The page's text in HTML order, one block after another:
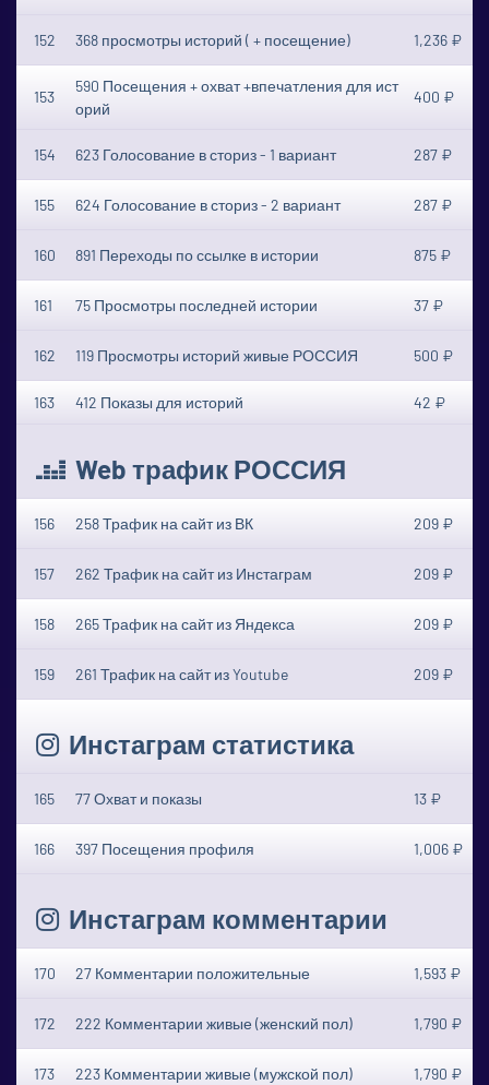
152 368 просмотры историй ( + посещение) 1,236 ₽
153
590 Посещения + охват +впечатления для ист
орий
400 ₽
154 623 Голосование в сториз - 1 вариант 287 ₽
155 624 Голосование в сториз - 2 вариант 287 ₽
160 891 Переходы по ссылке в истории 875 ₽
161 75 Просмотры последней истории 37 ₽
162 119 Просмотры историй живые РОССИЯ 500 ₽
163 412 Показы для историй 42 ₽
Web трафик РОССИЯ
156 258 Трафик на сайт из ВК 209 ₽
157 262 Трафик на сайт из Инстаграм 209 ₽
158 265 Трафик на сайт из Яндекса 209 ₽
159 261 Трафик на сайт из Youtube 209 ₽
Инстаграм статистика
165 77 Охват и показы 13 ₽
166 397 Посещения профиля 1,006 ₽
Инстаграм комментарии
170 27 Комментарии положительные 1,593 ₽
172 222 Комментарии живые (женский пол) 1,790 ₽
173 223 Комментарии живые (мужской пол) 1,790 ₽